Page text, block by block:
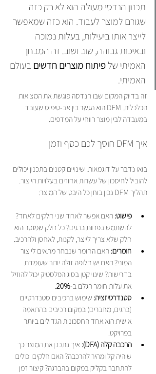
תכנון הנדסי מעולה הוא לא רק כזה
שגורם למוצר לעבוד. הוא כזה שמאפשר
לייצר אותו ביעילות, בעלות נמוכה
ובאיכות גבוהה, שוב ושוב. זה המבחן
האמיתי של פיתוח מוצרים חדשים בעולם
האמיתי.
זה בדיוק המקום שבו הנדסה פוגשת את המציאות
הכלכלית. DFM הוא הגשר בין אב-טיפוס שעובד
במעבדה לבין מוצר רווחי על המדפים.
איך DFM חוסך לכם כסף וזמן
בואו נדבר על דוגמאות. שינויים קטנים בתכנון יכולים
להוביל לחיסכון של עשרות אחוזים בעלויות הייצור.
תהליך DFM נכון בוחן כל היבט של המוצר:
פישוט: האם אפשר לאחד שני חלקים לאחד?
להשתמש בפחות ברגים? כל חלק שמוסר הוא
חלק שלא צריך לייצר, לקנות, לאחסן ולהרכיב.
חומרים: האם החומר שנבחר מתאים לייצור
המוני? האם יש חלופה זולה יותר שעומדת
בדרישות? שינוי קטן בסוג הפלסטיק יכול להוזיל
את עלות חומר הגלם ב-20%
.
סטנדרטיזציה: שימוש ברכיבים סטנדרטיים
(ברגים, מחברים) במקום רכיבים בהתאמה
אישית הוא אחד החסכונות הגדולים ביותר
בפרויקט.
הרכבה קלה (DFA):
איך נתכנן את המוצר כך
שיהיה קל ומהיר להרכבה? האם חלקים יכולים
להתחבר בקליק במקום בהברגה? קיצור זמן